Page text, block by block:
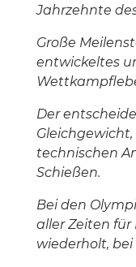
Jahrzehnte
Große
entwickeltes
Der
technischen
Schießen.
Bei den
aller Zeiten für
wiederholt,